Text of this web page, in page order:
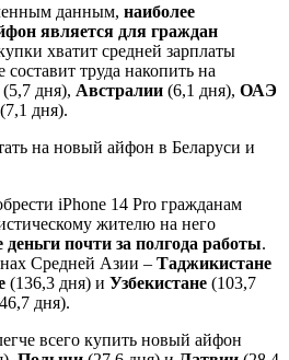
данным, наиболее
является для граждан
хватит средней зарплаты
составит труда накопить на
(5,7 дня), Австралии (6,1 дня), ОАЭ
(7,1 дня).
iPhone 14 Pro гражданам
жителю на него
деньги почти за полгода работы.
Средней Азии – Таджикистане
(136,3 дня) и Узбекистане (103,7
дня).
всего купить новый айфон